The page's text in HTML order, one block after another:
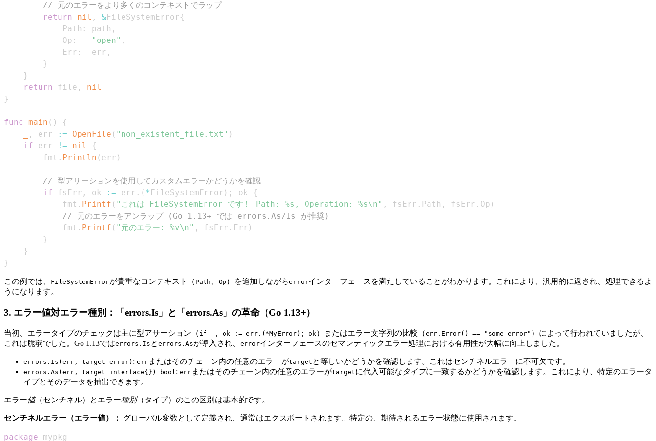
// 元のエラーをより多くのコンテキストでラップ
return
nil , &FileSystemError{
			Path
: path ,
			Op
: "open" ,
			Err
:
  err
,
}
}
return
file ,
nil
}
func main ( )
{
, err := OpenFile ( "non_existent_file.txt" )
if err != nil
{
		fmt
. Println ( err )
// 型アサーションを使用してカスタムエラーかどうかを確認
if fsErr , ok := err . ( * FileSystemError ) ; ok
{
			fmt
. Printf ( "これは FileSystemError です！ Path: %s, Operation: %s\n" , fsErr . Path , fsErr . Op )
// 元のエラーをアンラップ (Go 1.13+ では errors.As/Is が推奨)
			fmt
. Printf ( "元のエラー: %v\n" , fsErr . Err )
}
}
}
この例では、 FileSystemErrorが貴重なコンテキスト（ Path Op ）を追加しながらerrorインターフェースを満たしていることがわかります。これにより、汎用的に返され、処理できるよ
うになります。
3. エラー値対エラー種別：「errors.Is」と「errors.As」の革命（Go 1.13+）
当初、エラータイプのチェックは主に型アサーション（ if _, ok := err.(*MyError); ok ）またはエラー文字列の比較（err.Error() == "some error" ）によって行われていましたが、
これは脆弱でした。Go 1.13ではerrors.Is と errors.Asが導入され、 errorインターフェースのセマンティックエラー処理における有用性が大幅に向上しました。
errors.Is(err, target error) : err またはそのチェーン内の任意のエラーがtarget と等しいかどうかを確認します。これはセンチネルエラーに不可欠です。
errors.As(err, target interface{}) bool : err またはそのチェーン内の任意のエラーがtargetに代入可能な タイプに一致するかどうかを確認します。これにより、特定のエラータ
イプとそのデータを抽出できます。
エラー値（センチネル）とエラー種別（タイプ）のこの区別は基本的です。
センチネルエラー（エラー値）： グローバル変数として定義され、通常はエクスポートされます。特定の、期待されるエラー状態に使用されます。
package